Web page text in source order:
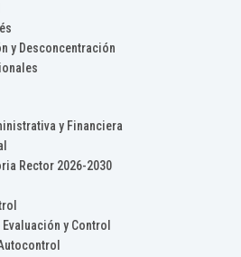
y Desconcentración
y Financiera
Rector 2026-2030
y Control